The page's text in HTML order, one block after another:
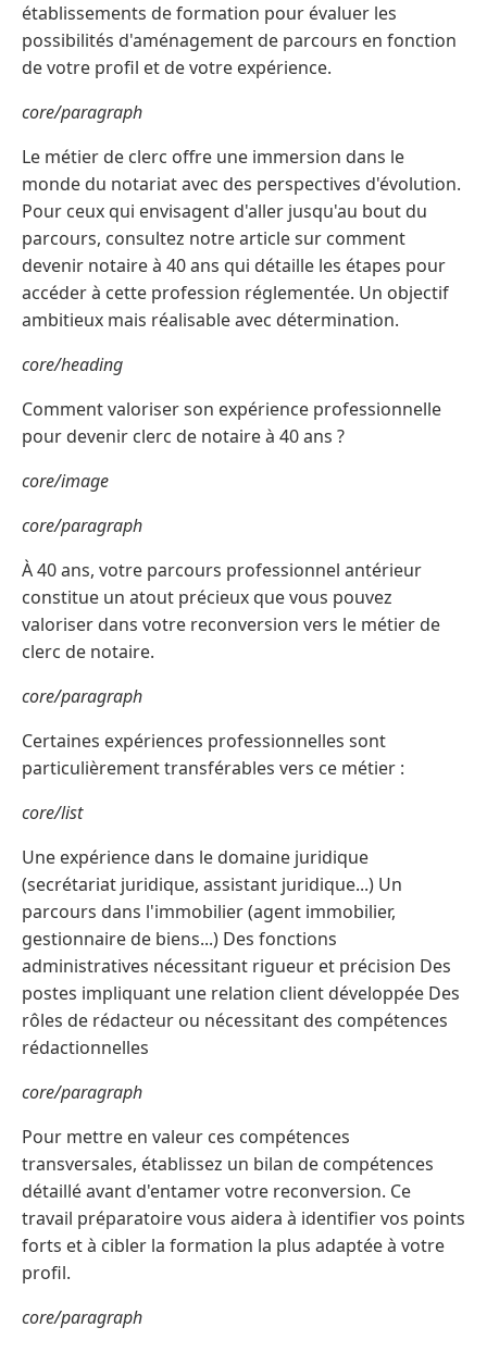
établissements de formation pour évaluer les
possibilités d'aménagement de parcours en fonction
de votre profil et de votre expérience.
core/paragraph
Le métier de clerc offre une immersion dans le
monde du notariat avec des perspectives d'évolution.
Pour ceux qui envisagent d'aller jusqu'au bout du
parcours, consultez notre article sur comment
devenir notaire à 40 ans qui détaille les étapes pour
accéder à cette profession réglementée. Un objectif
ambitieux mais réalisable avec détermination.
core/heading
Comment valoriser son expérience professionnelle
pour devenir clerc de notaire à 40 ans ?
core/image
core/paragraph
À 40 ans, votre parcours professionnel antérieur
constitue un atout précieux que vous pouvez
valoriser dans votre reconversion vers le métier de
clerc de notaire.
core/paragraph
Certaines expériences professionnelles sont
particulièrement transférables vers ce métier :
core/list
Une expérience dans le domaine juridique
(secrétariat juridique, assistant juridique...) Un
parcours dans l'immobilier (agent immobilier,
gestionnaire de biens...) Des fonctions
administratives nécessitant rigueur et précision Des
postes impliquant une relation client développée Des
rôles de rédacteur ou nécessitant des compétences
rédactionnelles
core/paragraph
Pour mettre en valeur ces compétences
transversales, établissez un bilan de compétences
détaillé avant d'entamer votre reconversion. Ce
travail préparatoire vous aidera à identifier vos points
forts et à cibler la formation la plus adaptée à votre
profil.
core/paragraph